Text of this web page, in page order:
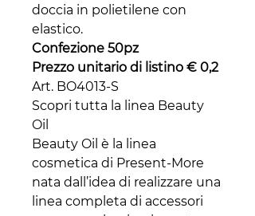
doccia in polietilene con
elastico.
Confezione 50pz
Prezzo unitario di listino € 0,2
Art. BO4013-S
Scopri tutta la linea Beauty
Oil
Beauty Oil è la linea
cosmetica di Present-More
nata dall’idea di realizzare una
linea completa di accessori